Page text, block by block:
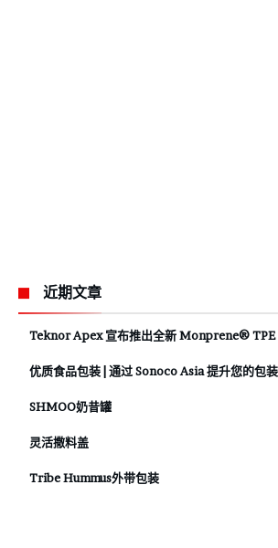
近期文章
Teknor Apex 宣布推出全新 Monprene® TPE
优质食品包装 | 通过 Sonoco Asia 提升您的包
SHMOO奶昔罐
灵活撒料盖
Tribe Hummus外带包装